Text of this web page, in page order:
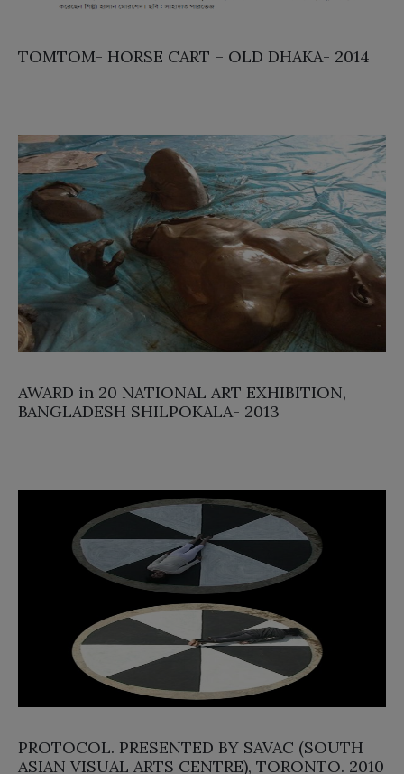
TOMTOM- HORSE CART – OLD DHAKA- 2014
AWARD in 20 NATIONAL ART EXHIBITION,
BANGLADESH SHILPOKALA- 2013
PROTOCOL. PRESENTED BY SAVAC (SOUTH
ASIAN VISUAL ARTS CENTRE), TORONTO. 2010